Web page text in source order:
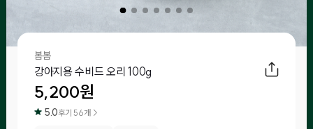
봄봄
강아지용 수비드 오리 100g
5,200원
5.0후기 56개 >